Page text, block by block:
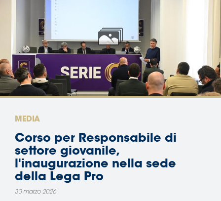
MEDIA
Corso per Responsabile di
settore giovanile,
l'inaugurazione nella sede
della Lega Pro
30 marzo 2026